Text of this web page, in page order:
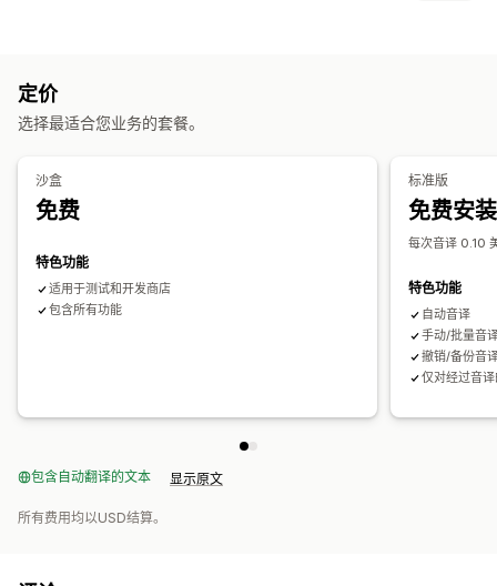
筛选
定价
选择最适合您业务的套餐。
沙盒
免费
特色功能
适用于测试和开发商店
包含所有功能
标准版
免费安装
每次音译 0.10
特色功能
自动音译
手动/批量音
撤销/备份音
仅对经过音
包含自动翻译的文本 显示原文
所有费用均以USD结算。